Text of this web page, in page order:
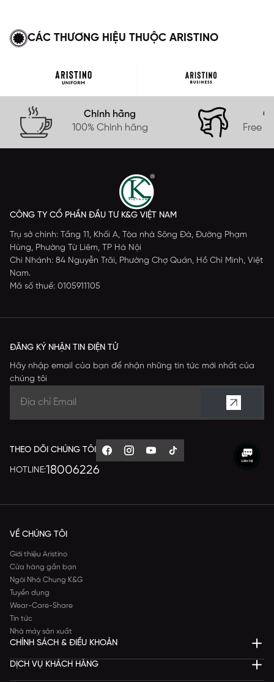
CÁC THƯƠNG HIỆU THUỘC ARISTINO
Chính hãng
100% Chính hãng
Free
CÔNG TY CỔ PHẦN ĐẦU TƯ K&G VIỆT NAM
Trụ sở chính: Tầng 11, Khối A, Tòa nhà Sông Đà, Đường Phạm
Hùng, Phường Từ Liêm, TP Hà Nội
Chi Nhánh: 84 Nguyễn Trãi, Phường Chợ Quán, Hồ Chí Minh, Việt
Nam.
Mã số thuế: 0105911105
ĐĂNG KÝ NHẬN TIN ĐIỆN TỬ
Hãy nhập email của bạn để nhận những tin tức mới nhất của
chúng tôi
THEO DÕI CHÚNG TÔI
HOTLINE:18006226
VỀ CHÚNG TÔI
Giới thiệu Aristino
Cửa hàng gần bạn
Ngôi Nhà Chung K&G
Tuyển dụng
Wear-Care-Share
Tin tức
Nhà máy sản xuất
CHÍNH SÁCH & ĐIỀU KHOẢN
DỊCH VỤ KHÁCH HÀNG